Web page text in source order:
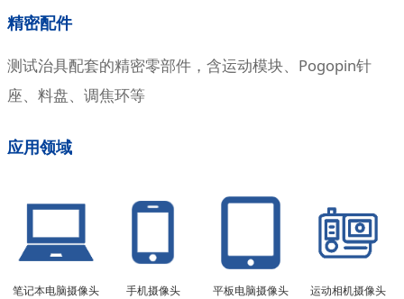
精密配件
测试治具配套的精密零部件，含运动模块、Pogopin针
座、料盘、调焦环等
应用领域
笔记本电脑摄像头 手机摄像头 平板电脑摄像头 运动相机摄像头